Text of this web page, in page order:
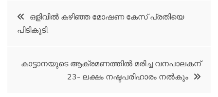
Post
navigation
ഒളിവിൽ കഴിഞ്ഞ മോഷണ കേസ് പ്രതിയെ
പിടികൂടി.
കാട്ടാനയുടെ ആക്രമണത്തിൽ മരിച്ച വനപാലകന്
23- ലക്ഷം നഷ്ടപരിഹാരം നൽകും